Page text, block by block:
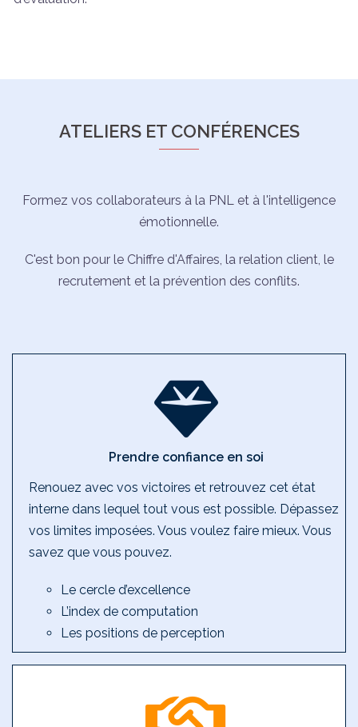
ATELIERS ET CONFÉRENCES
Formez vos collaborateurs à la PNL et à l'intelligence
émotionnelle.
C'est bon pour le Chiffre d'Affaires, la relation client, le
recrutement et la prévention des conflits.
Prendre confiance en soi
Renouez avec vos victoires et retrouvez cet état
interne dans lequel tout vous est possible. Dépassez
vos limites imposées. Vous voulez faire mieux. Vous
savez que vous pouvez.
Le cercle d’excellence
L’index de computation
Les positions de perception